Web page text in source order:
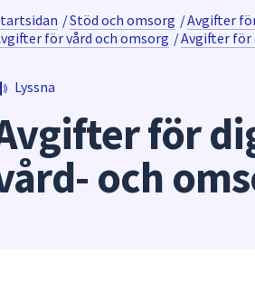
/Stöd och omsorg /Avgifter
för vård och omsorg /Avgifter för
Lyssna
för
och